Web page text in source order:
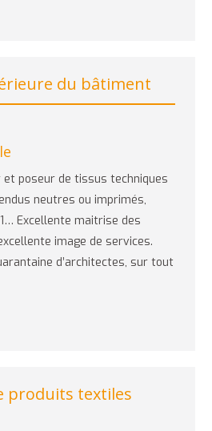
du bâtiment
poseur de tissus techniques
neutres ou imprimés,
Excellente maitrise des
image de services.
d’architectes, sur tout
produits textiles